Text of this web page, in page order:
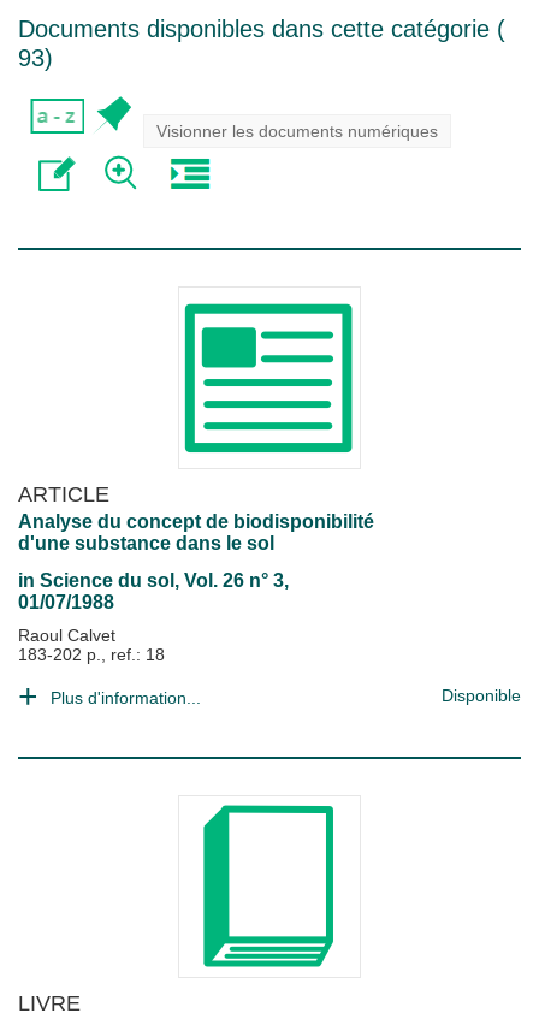
Documents disponibles dans cette catégorie (
93)
Visionner les documents numériques
ARTICLE
Analyse du concept de biodisponibilité
d'une substance dans le sol
in Science du sol , Vol. 26 n° 3,
01/07/1988
Raoul Calvet
183-202 p., ref.: 18
Plus d'information... Disponible
LIVRE